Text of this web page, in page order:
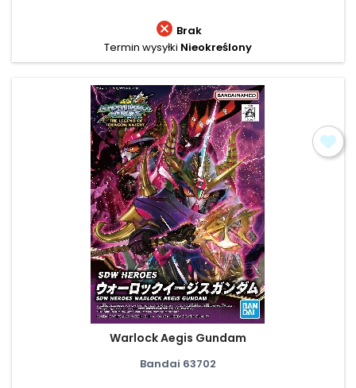
 Brak
Termin wysyłki Nieokreślony
Warlock Aegis Gundam
Bandai 63702